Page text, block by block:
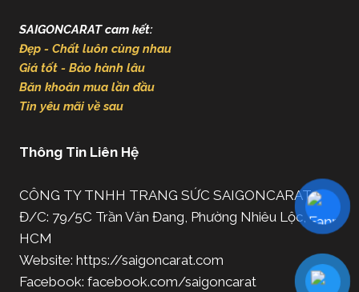
SAIGONCARAT cam kết:
Đẹp - Chất luôn cùng nhau
Giá tốt - Bảo hành lâu
Băn khoăn mua lần đầu
Tin yêu mãi về sau
Thông Tin Liên Hệ
CÔNG TY TNHH TRANG SỨC SAIGONCARAT
Đ/C: 79/5C Trần Văn Đang, Phường Nhiêu Lộc, TP.
HCM
Website: https://saigoncarat.com
Facebook: facebook.com/saigoncarat